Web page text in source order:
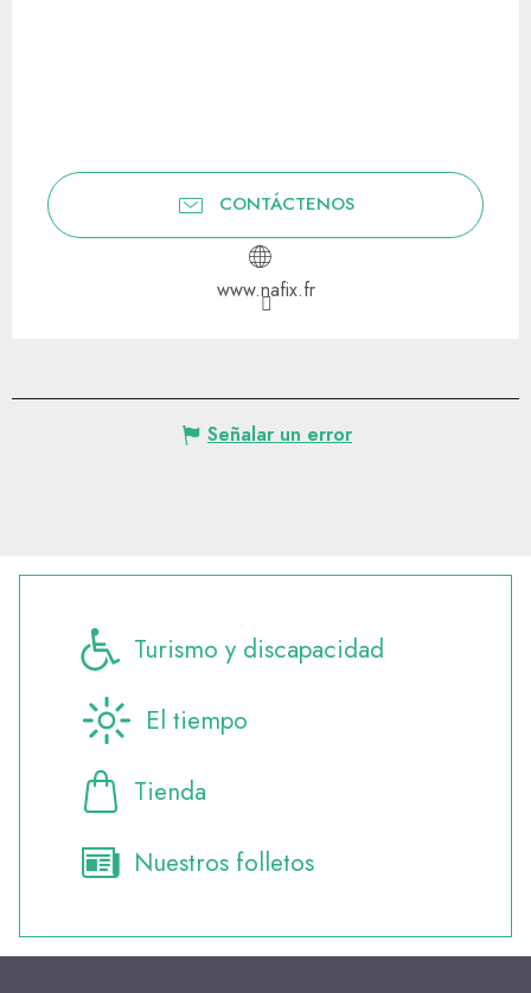
CONTÁCTENOS
www.nafix.fr
Señalar un error
Turismo y discapacidad
El tiempo
Tienda
Nuestros folletos